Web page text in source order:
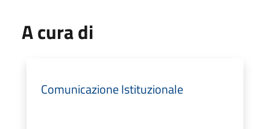
A cura di
Comunicazione Istituzionale